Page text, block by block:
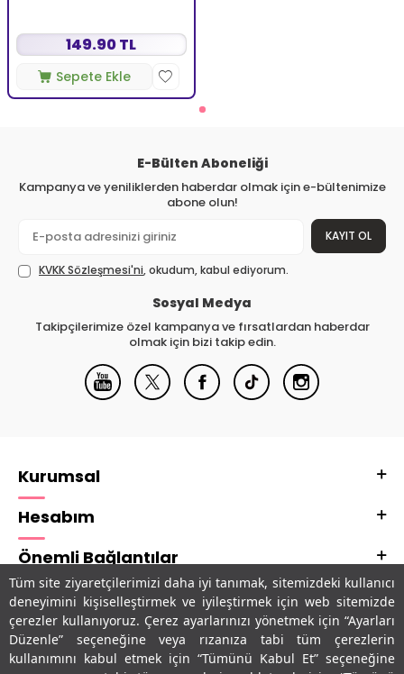
Tüm site ziyaretçilerimizi daha iyi tanımak, sitemizdeki kullanıcı
deneyimini kişiselleştirmek ve iyileştirmek için web sitemizde
çerezler kullanıyoruz. Çerez ayarlarınızı yönetmek için “Ayarları
Düzenle” seçeneğine veya rızanıza tabi tüm çerezlerin
kullanımını kabul etmek için “Tümünü Kabul Et” seçeneğine
149.90 TL
Sepete Ekle
E-Bülten Aboneliği
Kampanya ve yeniliklerden haberdar olmak için e-bültenimize
abone olun!
KAYIT OL
KVKK Sözleşmesi'ni, okudum, kabul ediyorum.
Sosyal Medya
Takipçilerimize özel kampanya ve fırsatlardan haberdar
olmak için bizi takip edin.
Kurumsal
Hesabım
Önemli Bağlantılar
Adres & İletişim
Uygulamalarımız